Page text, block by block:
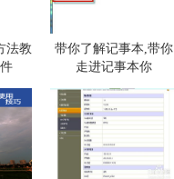
法教
带你了解记事本,带你
走进记事本你